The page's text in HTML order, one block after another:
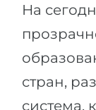
На
стран,
система,